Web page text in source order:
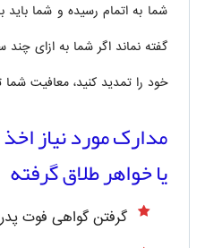
شما به اتمام رسیده و شما
گفته نماند اگر شما به ازای
خود را تمدید کنید، معافیت
مدارک مورد نیاز
یا خواهر طلاق گرفته
گرفتن گواهی فوت